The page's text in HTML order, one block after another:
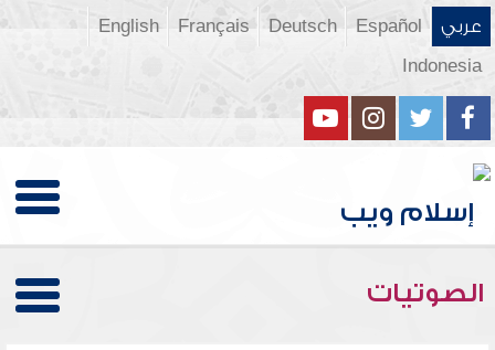
عربي Español
Deutsch
Français
English
Indonesia
الصوتيات